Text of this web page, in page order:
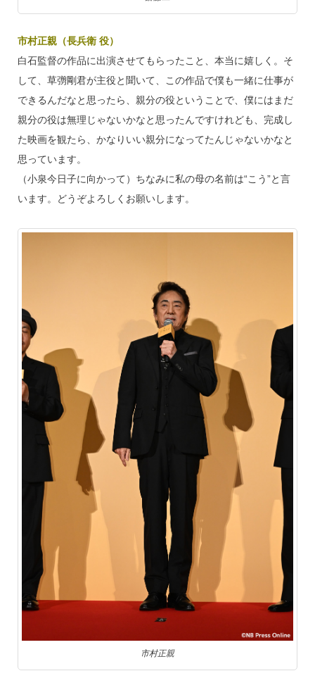
市村正親（長兵衛 役）
白石監督の作品に出演させてもらったこと、本当に嬉しく。そ
して、草彅剛君が主役と聞いて、この作品で僕も一緒に仕事が
できるんだなと思ったら、親分の役ということで、僕にはまだ
親分の役は無理じゃないかなと思ったんですけれども、完成し
た映画を観たら、かなりいい親分になってたんじゃないかなと
思っています。
（小泉今日子に向かって）ちなみに私の母の名前は“こう”と言
います。どうぞよろしくお願いします。
市村正親